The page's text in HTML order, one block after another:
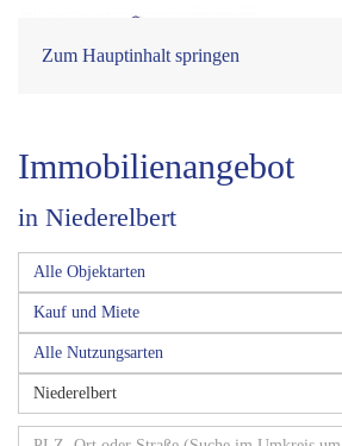
Zum Hauptinhalt springen
Immobilien­angebot
in Niederelbert
Alle Objektarten
Kauf und Miete
Alle Nutzungsarten
Niederelbert